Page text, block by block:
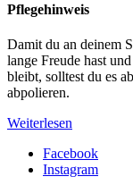
Pflegehinweis
Damit du an deinem
lange Freude hast
bleibt, solltest du es
abpolieren.
Weiterlesen
Facebook
Instagram